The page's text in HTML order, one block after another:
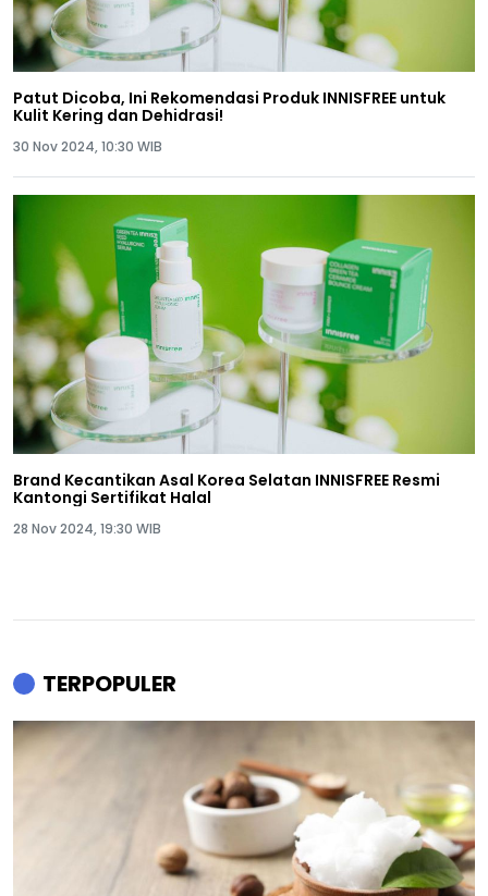
Patut Dicoba, Ini Rekomendasi Produk INNISFREE untuk
Kulit Kering dan Dehidrasi!
30 Nov 2024, 10:30 WIB
Brand Kecantikan Asal Korea Selatan INNISFREE Resmi
Kantongi Sertifikat Halal
28 Nov 2024, 19:30 WIB
TERPOPULER